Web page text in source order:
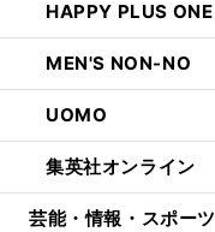
HAPPY PLUS ONE
MEN'S NON-NO
UOMO
集英社オンライン
芸能・情報・スポーツ